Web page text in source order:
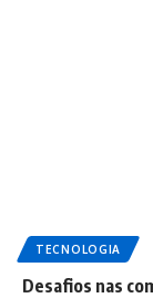
TECNOLOGIA
Desafios nas